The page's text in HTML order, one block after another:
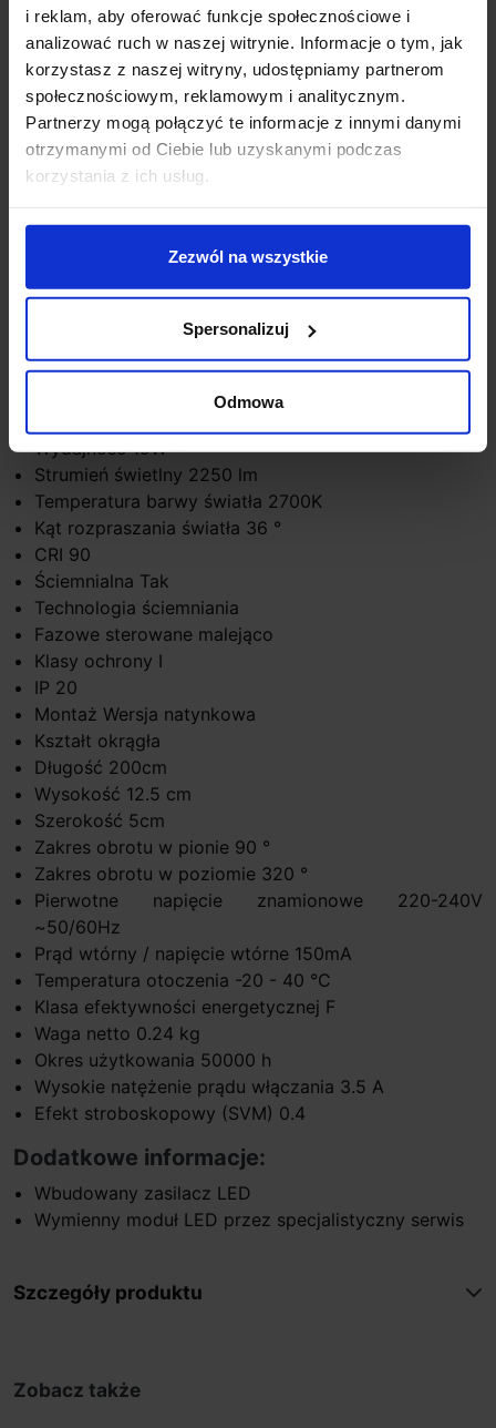
i reklam, aby oferować funkcje społecznościowe i
analizować ruch w naszej witrynie. Informacje o tym, jak
korzystasz z naszej witryny, udostępniamy partnerom
społecznościowym, reklamowym i analitycznym.
Partnerzy mogą połączyć te informacje z innymi danymi
otrzymanymi od Ciebie lub uzyskanymi podczas
korzystania z ich usług.
Zezwól na wszystkie
Spersonalizuj
Odmowa
szynowego NOBLO® SPOT otrzymujesz wszystko,
czego potrzebujesz, aby idealnie rozpocząć swoją
przygodę z oświetleniem. Zestaw dostępny w dwóch
wersjach kolorystycznych zawiera dwa elementy
szynoprzewodu 2x1mb, łącznik centralny, dwie
zaślepki oraz trzy NOBLO® SPOTS najnowszej
generacji: reflektory wykonane z wysokiej jakości
(CRI>90) i strumieniem świetlnym do 126 lm/W oraz
zwiększoną żywotnością do 50 000 godzin. To jasne:
dzięki nowym lampom NOBLO® SPOT decydujesz się
Dane techniczne:
Wydajność 19W
Strumień świetlny 2250 lm
Temperatura barwy światła 2700K
Kąt rozpraszania światła 36 °
CRI 90
Ściemnialna Tak
Technologia ściemniania
Fazowe sterowane malejąco
Klasy ochrony I
IP 20
Montaż Wersja natynkowa
Kształt okrągła
Długość 200cm
Wysokość 12.5 cm
Szerokość 5cm
Zakres obrotu w pionie 90 °
Zakres obrotu w poziomie 320 °
Pierwotne napięcie znamionowe 220-240V
~50/60Hz
Prąd wtórny / napięcie wtórne 150mA
Temperatura otoczenia -20 - 40 °C
Klasa efektywności energetycznej F
Waga netto 0.24 kg
Okres użytkowania 50000 h
Wysokie natężenie prądu włączania 3.5 A
Efekt stroboskopowy (SVM) 0.4
Dodatkowe informacje:
Wbudowany zasilacz LED
Wymienny moduł LED przez specjalistyczny serwis
Szczegóły produktu
Zobacz także